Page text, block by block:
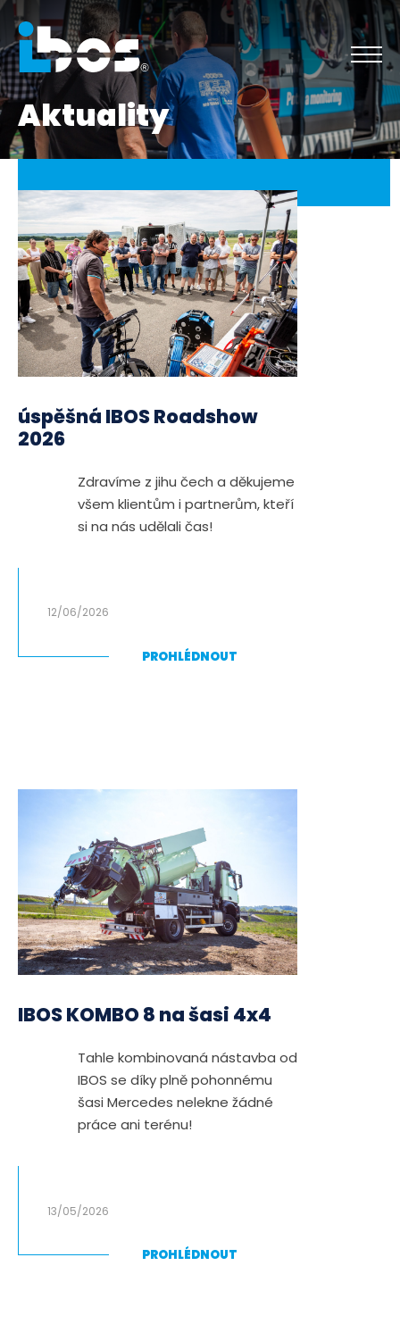
Aktuality
úspěšná IBOS Roadshow
2026
Zdravíme z jihu čech a děkujeme
všem klientům i partnerům, kteří
si na nás udělali čas!
12/06/2026
PROHLÉDNOUT
IBOS KOMBO 8 na šasi 4x4
Tahle kombinovaná nástavba od
IBOS se díky plně pohonnému
šasi Mercedes nelekne žádné
práce ani terénu!
13/05/2026
PROHLÉDNOUT